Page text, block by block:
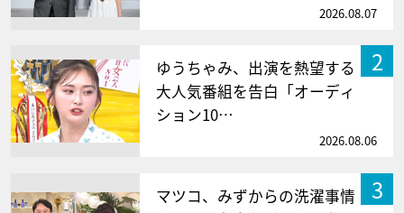
2026.08.07
2
ゆうちゃみ、出演を熱望する
大人気番組を告白「オーディ
ション10…
2026.08.06
3
マツコ、みずからの洗濯事情